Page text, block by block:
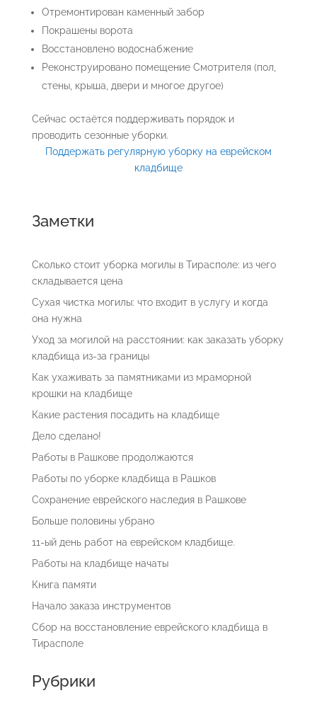
Отремонтирован каменный забор
Покрашены ворота
Восстановлено водоснабжение
Реконструировано помещение Смотрителя (пол,
стены, крыша, двери и многое другое)
Сейчас остаётся поддерживать порядок и
проводить сезонные уборки.
Поддержать регулярную уборку на еврейском
кладбище
Заметки
Сколько стоит уборка могилы в Тирасполе: из чего
складывается цена
Сухая чистка могилы: что входит в услугу и когда
она нужна
Уход за могилой на расстоянии: как заказать уборку
кладбища из-за границы
Как ухаживать за памятниками из мраморной
крошки на кладбище
Какие растения посадить на кладбище
Дело сделано!
Работы в Рашкове продолжаются
Работы по уборке кладбища в Рашков
Сохранение еврейского наследия в Рашкове
Больше половины убрано
11-ый день работ на еврейском кладбище.
Работы на кладбище начаты
Книга памяти
Начало заказа инструментов
Сбор на восстановление еврейского кладбища в
Тирасполе
Рубрики
Кладбища в Тирасполе